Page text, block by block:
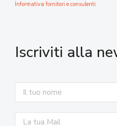
Informativa fornitori e consulenti
Iscriviti alla